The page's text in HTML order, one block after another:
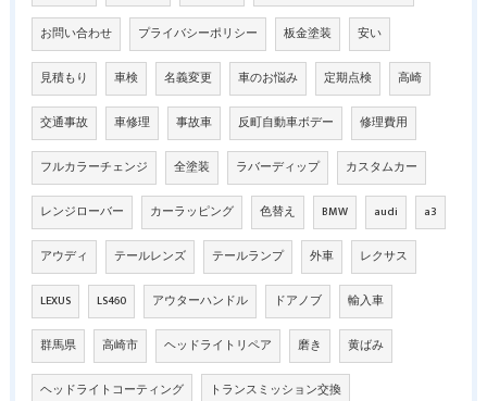
お問い合わせ プライバシーポリシー 板金塗装 安い
見積もり 車検 名義変更 車のお悩み 定期点検 高崎
交通事故 車修理 事故車 反町自動車ボデー 修理費用
フルカラーチェンジ 全塗装 ラバーディップ カスタムカー
レンジローバー カーラッピング 色替え BMW audi a3
アウディ テールレンズ テールランプ 外車 レクサス
LEXUS LS460 アウターハンドル ドアノブ 輸入車
群馬県 高崎市 ヘッドライトリペア 磨き 黄ばみ
ヘッドライトコーティング トランスミッション交換